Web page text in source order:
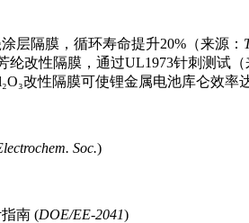
层隔膜，循环寿命提升20%（来源：
纶改性隔膜，通过UL1973针刺测试（
改性隔膜可使锂金属电池库仑效率
Soc.)
南 (DOE/EE-2041)